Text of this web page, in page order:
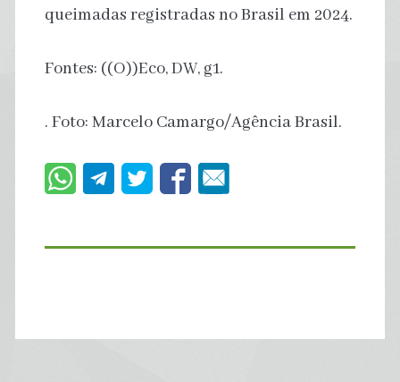
queimadas registradas no Brasil em 2024.
Fontes: ((O))Eco, DW, g1.
. Foto: Marcelo Camargo/Agência Brasil.